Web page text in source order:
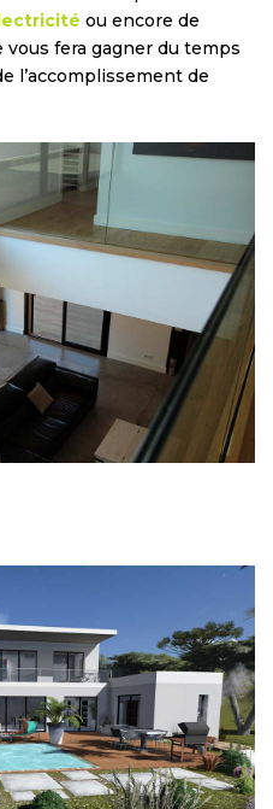
ou encore de
fera gagner du temps
l’accomplissement de